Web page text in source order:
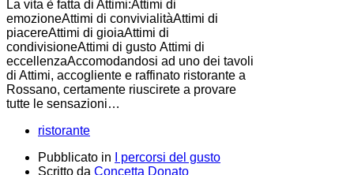
La vita è fatta di Attimi:Attimi di
emozioneAttimi di convivialitàAttimi di
piacereAttimi di gioiaAttimi di
condivisioneAttimi di gusto Attimi di
eccellenzaAccomodandosi ad uno dei tavoli
di Attimi, accogliente e raffinato ristorante a
Rossano, certamente riuscirete a provare
tutte le sensazioni…
ristorante
Pubblicato in
I percorsi del gusto
Scritto da Concetta Donato